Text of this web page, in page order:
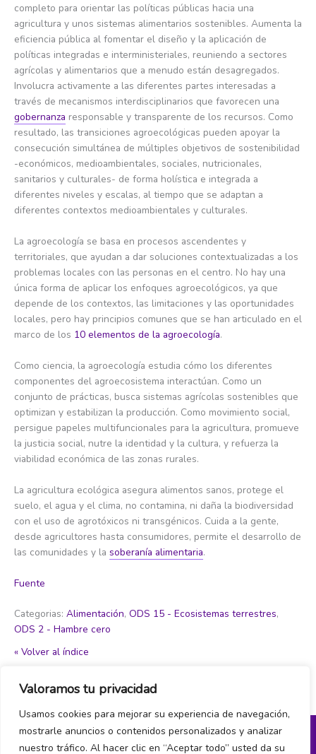
Valoramos tu privacidad
Usamos cookies para mejorar su experiencia de navegación,
mostrarle anuncios o contenidos personalizados y analizar
nuestro tráfico. Al hacer clic en “Aceptar todo” usted da su
completo para orientar las políticas públicas hacia una
agricultura y unos sistemas alimentarios sostenibles. Aumenta la
eficiencia pública al fomentar el diseño y la aplicación de
políticas integradas e interministeriales, reuniendo a sectores
agrícolas y alimentarios que a menudo están desagregados.
Involucra activamente a las diferentes partes interesadas a
través de mecanismos interdisciplinarios que favorecen una
gobernanza responsable y transparente de los recursos. Como
resultado, las transiciones agroecológicas pueden apoyar la
consecución simultánea de múltiples objetivos de sostenibilidad
-económicos, medioambientales, sociales, nutricionales,
sanitarios y culturales- de forma holística e integrada a
diferentes niveles y escalas, al tiempo que se adaptan a
diferentes contextos medioambientales y culturales.
La agroecología se basa en procesos ascendentes y
territoriales, que ayudan a dar soluciones contextualizadas a los
problemas locales con las personas en el centro. No hay una
única forma de aplicar los enfoques agroecológicos, ya que
depende de los contextos, las limitaciones y las oportunidades
locales, pero hay principios comunes que se han articulado en el
marco de los 10 elementos de la agroecología.
Como ciencia, la agroecología estudia cómo los diferentes
componentes del agroecosistema interactúan. Como un
conjunto de prácticas, busca sistemas agrícolas sostenibles que
optimizan y estabilizan la producción. Como movimiento social,
persigue papeles multifuncionales para la agricultura, promueve
la justicia social, nutre la identidad y la cultura, y refuerza la
viabilidad económica de las zonas rurales.
La agricultura ecológica asegura alimentos sanos, protege el
suelo, el agua y el clima, no contamina, ni daña la biodiversidad
con el uso de agrotóxicos ni transgénicos. Cuida a la gente,
desde agricultores hasta consumidores, permite el desarrollo de
las comunidades y la soberanía alimentaria.
Fuente
Categorias: Alimentación, ODS 15 - Ecosistemas terrestres,
ODS 2 - Hambre cero
« Volver al índice